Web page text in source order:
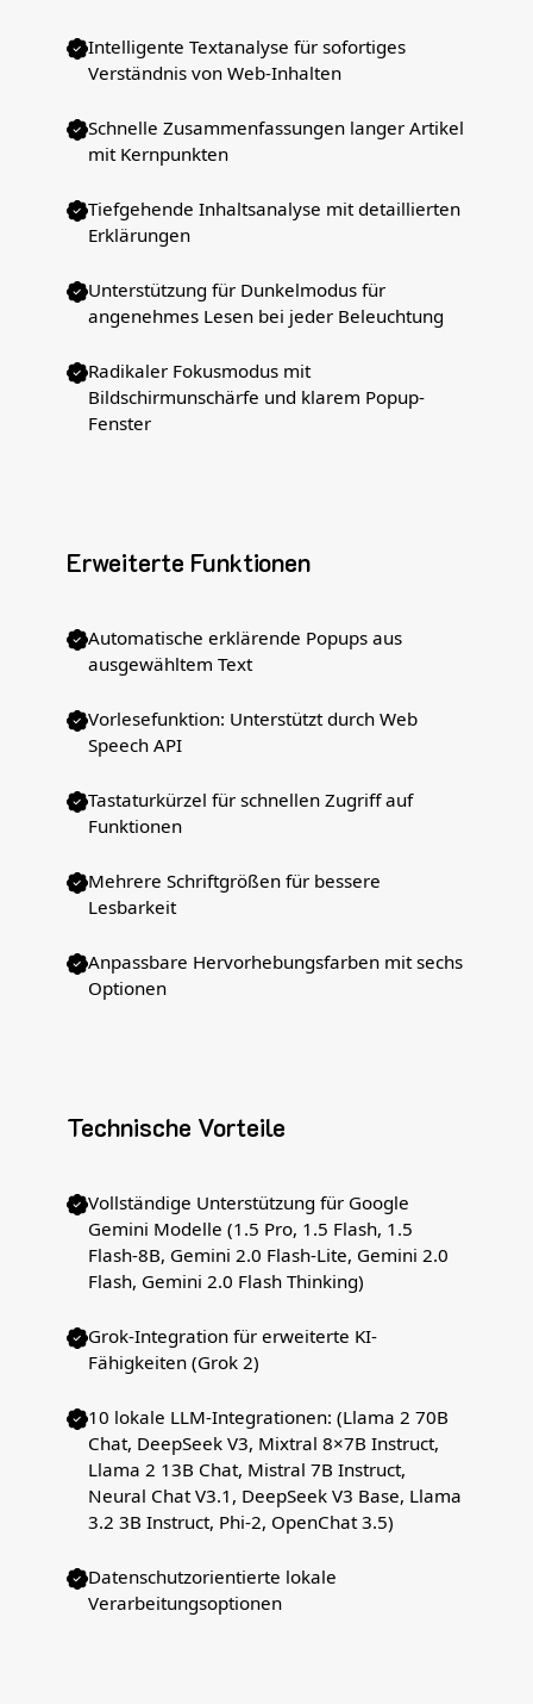
Intelligente Textanalyse für sofortiges
Verständnis von Web-Inhalten
Schnelle Zusammenfassungen langer Artikel
mit Kernpunkten
Tiefgehende Inhaltsanalyse mit detaillierten
Erklärungen
Unterstützung für Dunkelmodus für
angenehmes Lesen bei jeder Beleuchtung
Radikaler Fokusmodus mit
Bildschirmunschärfe und klarem Popup-
Fenster
Erweiterte Funktionen
Automatische erklärende Popups aus
ausgewähltem Text
Vorlesefunktion: Unterstützt durch Web
Speech API
Tastaturkürzel für schnellen Zugriff auf
Funktionen
Mehrere Schriftgrößen für bessere
Lesbarkeit
Anpassbare Hervorhebungsfarben mit sechs
Optionen
Technische Vorteile
Vollständige Unterstützung für Google
Gemini Modelle (1.5 Pro, 1.5 Flash, 1.5
Flash-8B, Gemini 2.0 Flash-Lite, Gemini 2.0
Flash, Gemini 2.0 Flash Thinking)
Grok-Integration für erweiterte KI-
Fähigkeiten (Grok 2)
10 lokale LLM-Integrationen: (Llama 2 70B
Chat, DeepSeek V3, Mixtral 8×7B Instruct,
Llama 2 13B Chat, Mistral 7B Instruct,
Neural Chat V3.1, DeepSeek V3 Base, Llama
3.2 3B Instruct, Phi-2, OpenChat 3.5)
Datenschutzorientierte lokale
Verarbeitungsoptionen